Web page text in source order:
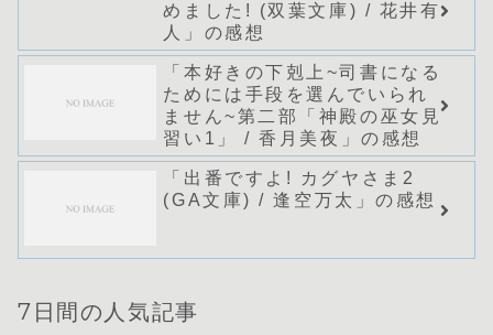
めました! (双葉文庫) / 花井有
人」の感想
「本好きの下剋上~司書になる
ためには手段を選んでいられ
ません~第二部「神殿の巫女見
習い1」 / 香月美夜」の感想
「出番ですよ! カグヤさま2
(GA文庫) / 逢空万太」の感想
7日間の人気記事